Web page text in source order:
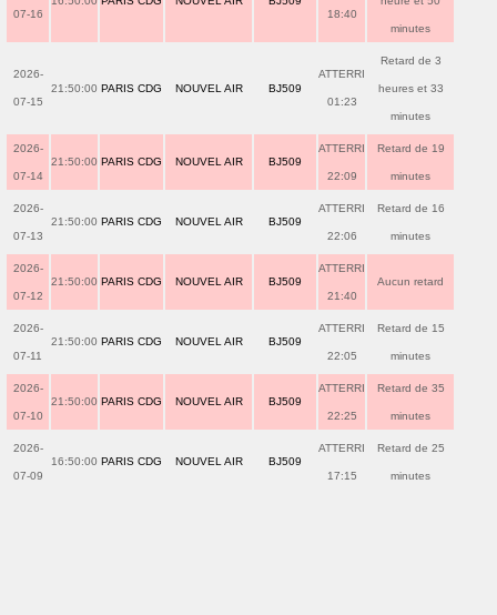
07-16 18:40
minutes
2026-
07-15
21:50:00 PARIS CDG NOUVEL AIR BJ509
ATTERRI
01:23
Retard de 3
heures et 33
minutes
2026-
07-14
21:50:00 PARIS CDG NOUVEL AIR BJ509
ATTERRI
22:09
Retard de 19
minutes
2026-
07-13
21:50:00 PARIS CDG NOUVEL AIR BJ509
ATTERRI
22:06
Retard de 16
minutes
2026-
07-12
21:50:00 PARIS CDG NOUVEL AIR BJ509
ATTERRI
21:40
Aucun retard
2026-
07-11
21:50:00 PARIS CDG NOUVEL AIR BJ509
ATTERRI
22:05
Retard de 15
minutes
2026-
07-10
21:50:00 PARIS CDG NOUVEL AIR BJ509
ATTERRI
22:25
Retard de 35
minutes
2026-
07-09
16:50:00 PARIS CDG NOUVEL AIR BJ509
ATTERRI
17:15
Retard de 25
minutes